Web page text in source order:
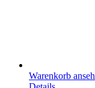
Warenkorb